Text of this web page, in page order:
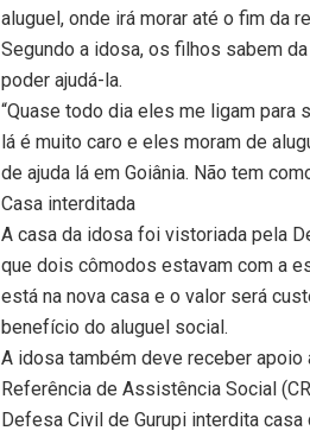
aluguel, onde irá morar até o fim da
Segundo a idosa, os filhos sabem
poder ajudá-la.
“Quase todo dia eles me ligam para
lá é muito caro e eles moram de
de ajuda lá em Goiânia. Não tem
Casa interditada
A casa da idosa foi vistoriada pela
que dois cômodos estavam com a
está na nova casa e o valor será
benefício do aluguel social.
A idosa também deve receber apoio
Referência de Assistência Social
Defesa Civil de Gurupi interdita